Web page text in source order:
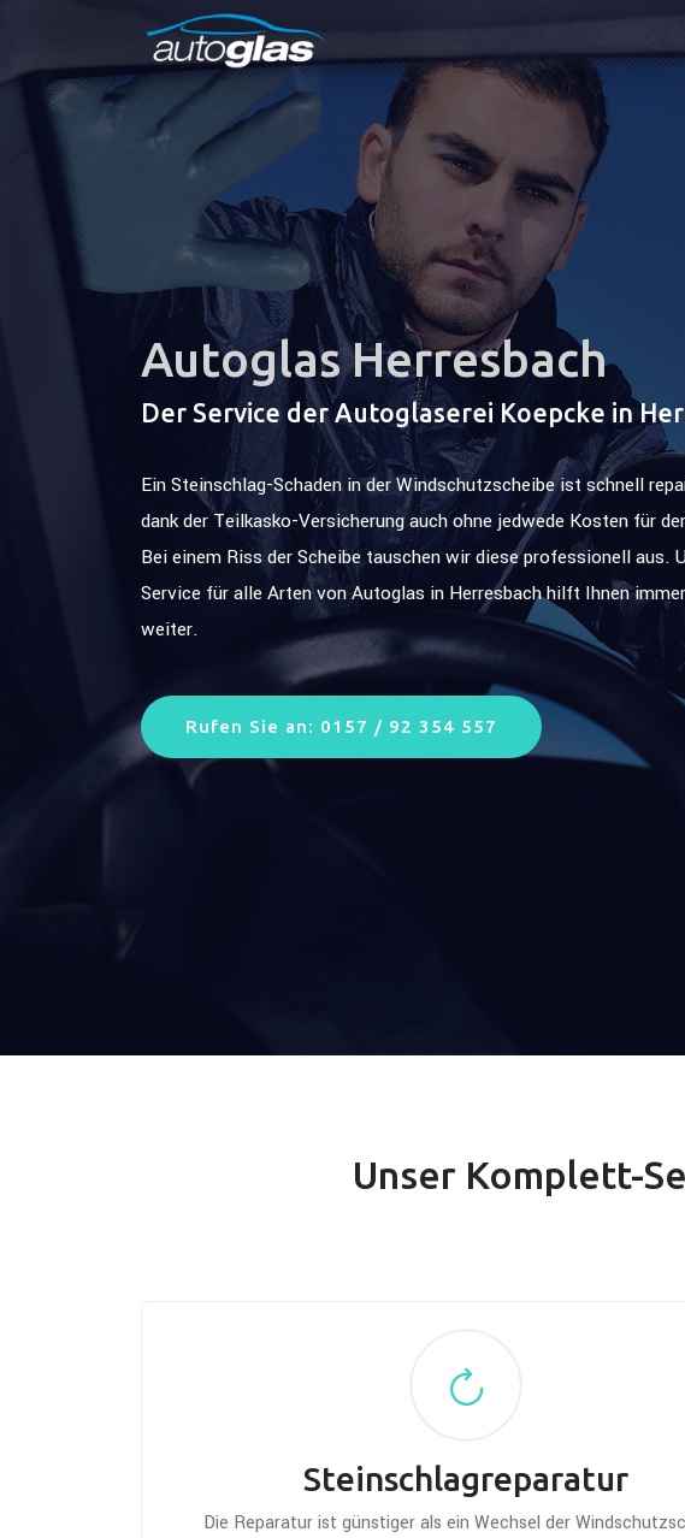
Autoglas Herresbach
Der Service der Autoglaserei Koepcke in
Ein Steinschlag-Schaden in der Windschutzscheibe ist schnell
dank der Teilkasko-Versicherung auch ohne jedwede Kosten für
Bei einem Riss der Scheibe tauschen wir diese professionell aus.
Service für alle Arten von Autoglas in Herresbach hilft Ihnen
weiter.
Rufen Sie an: 0157 / 92 354 557
Unser Komplett-
Steinschlagreparatur
Die Reparatur ist günstiger als ein Wechsel der